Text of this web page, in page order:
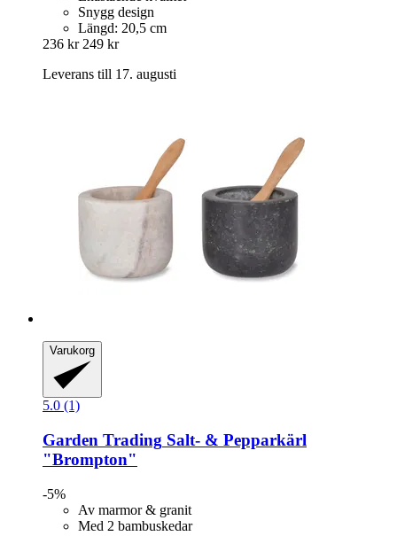
Snygg design
Längd: 20,5 cm
236 kr 249 kr
Leverans till 17. augusti
Varukorg
5.0 (1)
Garden Trading Salt-​ & Pepparkärl
"Brompton"
-5%
Av marmor & granit
Med 2 bambuskedar